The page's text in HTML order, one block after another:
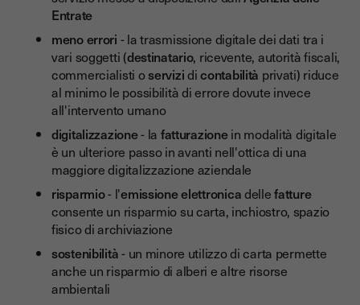
Entrate
meno errori - la trasmissione digitale dei dati tra i
vari soggetti (destinatario, ricevente, autorità fiscali,
commercialisti oservizidicontabilità privati) riduce
al minimo le possibilità di errore dovute invece
all'intervento umano
digitalizzazione- la fatturazionein modalità digitale
è un ulteriore passo in avanti nell'ottica di una
maggiore digitalizzazione aziendale
risparmio- l'emissioneelettronicadellefatture
consente un risparmio su carta, inchiostro, spazio
fisico di archiviazione
sostenibilità- un minore utilizzo di carta permette
anche un risparmio di alberi e altre risorse
ambientali